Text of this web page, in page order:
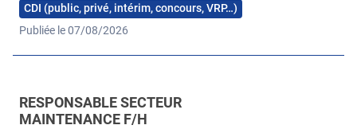
CDI (public, privé, intérim, concours, VRP…)
Publiée le 07/08/2026
RESPONSABLE SECTEUR
MAINTENANCE F/H